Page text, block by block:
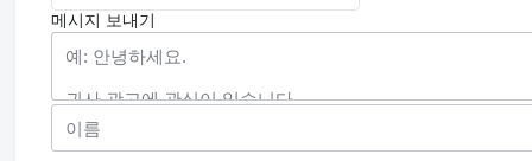
메시지 보내기